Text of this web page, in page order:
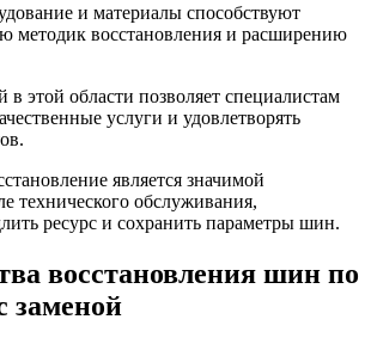
и материалы способствуют
методик восстановления и расширению
этой области позволяет специалистам
услуги и удовлетворять
является значимой
технического обслуживания,
ресурс и сохранить параметры шин.
восстановления шин по
заменой